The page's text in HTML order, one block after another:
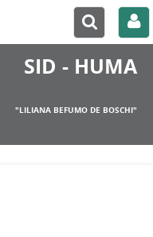
SID - HUMA
"LILIANA BEFUMO DE BOSCHI"